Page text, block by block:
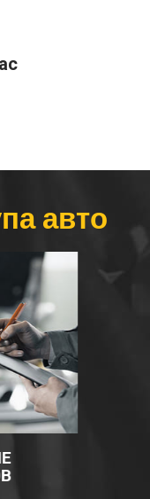
авто